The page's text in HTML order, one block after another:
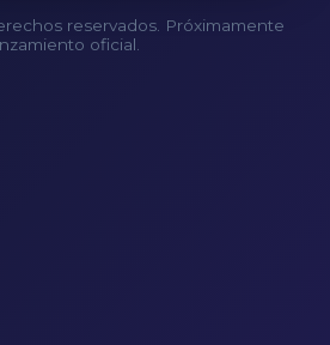
reservados. Próximamente
oficial.